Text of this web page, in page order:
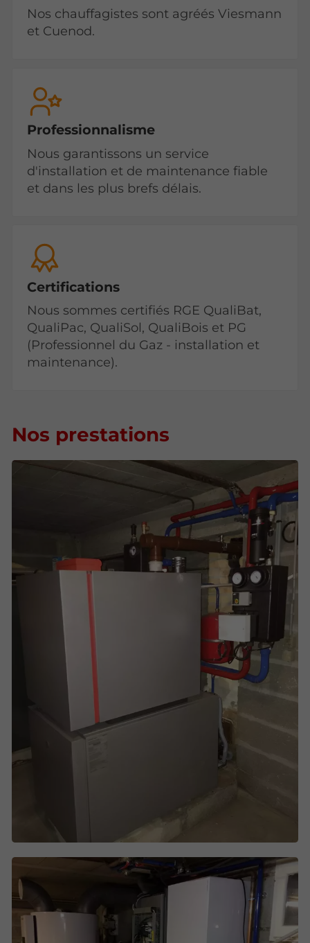
Nos chauffagistes sont agréés Viesmann
et Cuenod.
Professionnalisme
Nous garantissons un service
d'installation et de maintenance fiable
et dans les plus brefs délais.
Certifications
Nous sommes certifiés RGE QualiBat,
QualiPac, QualiSol, QualiBois et PG
(Professionnel du Gaz - installation et
maintenance).
Nos prestations